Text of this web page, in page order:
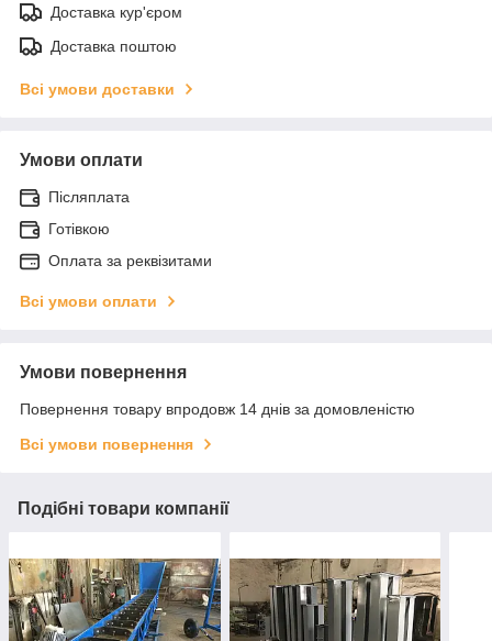
Доставка кур'єром
Доставка поштою
Всі умови доставки
Умови оплати
Післяплата
Готівкою
Оплата за реквізитами
Всі умови оплати
Умови повернення
Повернення товару впродовж 14 днів за домовленістю
Всі умови повернення
Подібні товари компанії